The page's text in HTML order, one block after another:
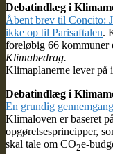
Debatindlæg i
Åbent brev til Concito:
ikke op til Parisaftalen.
foreløbig 66 kommuner
Klimabedrag.
Klimaplanerne lever på
Debatindlæg i
En grundig
Klimaloven er baseret
opgørelsesprincipper,
skal tale om CO2e-